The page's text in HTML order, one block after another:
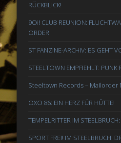
RÜCKBLICK!
9Oi! CLUB REUNION:
ORDER!
ST FANZINE-ARCHIV: ES GEHT
STEELTOWN EMPFIEHLT: PUNK
Steeltown Records – Mailorder
OXO 86: EIN HERZ FÜR HÜTTE!
TEMPELRITTER IM
SPORT FREI! IM STEELBRUCH: